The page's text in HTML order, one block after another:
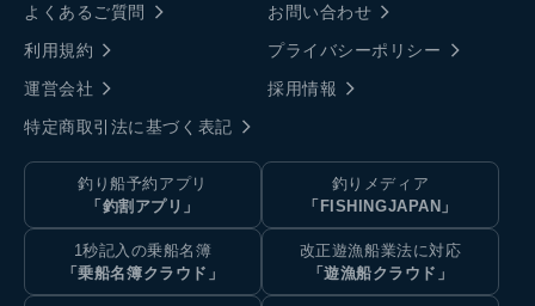
よくあるご質問
お問い合わせ
利用規約
プライバシーポリシー
運営会社
採用情報
特定商取引法に基づく表記
釣り船予約アプリ
「釣割アプリ」
釣りメディア
「FISHINGJAPAN」
1秒記入の乗船名簿
「乗船名簿クラウド」
改正遊漁船業法に対応
「遊漁船クラウド」